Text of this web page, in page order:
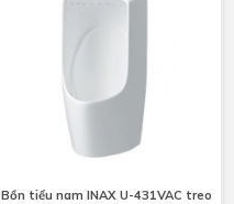
Bồn tiểu nam INAX U-431VAC treo